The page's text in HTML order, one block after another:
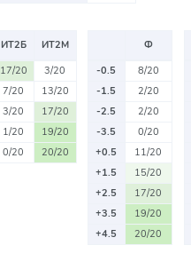
ИТ2Б
ИТ2М
17/20
3/20
7/20
13/20
3/20
17/20
1/20
19/20
0/20 20/20
Ф
-0.5
8/20
-1.5
2/20
-2.5
2/20
-3.5
0/20
+0.5
11/20
+1.5
15/20
+2.5
17/20
+3.5
19/20
+4.5
20/20